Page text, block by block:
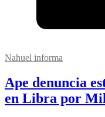
Nahuel informa
Ape denuncia
en Libra por